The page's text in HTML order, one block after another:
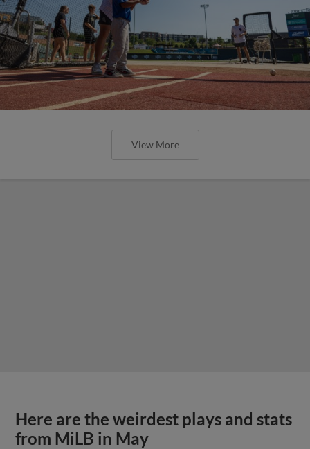
View More
Here are the weirdest plays and stats
from MiLB in May